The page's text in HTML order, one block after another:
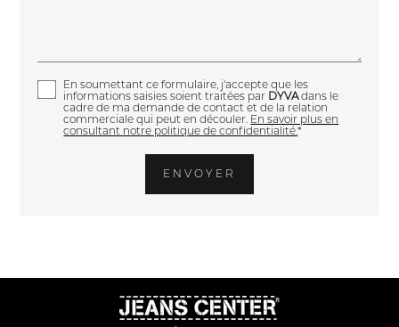
En soumettant ce formulaire, j'accepte que les
informations saisies soient traitées par DYVAdans le
cadre de ma demande de contact et de la relation
commerciale qui peut en découler. En savoir plus en
consultant notre politique de confidentialité.*